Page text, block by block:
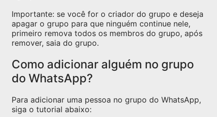
Importante: se você for o criador do grupo e deseja
apagar o grupo para que ninguém continue nele,
primeiro remova todos os membros do grupo, após
remover, saia do grupo.
Como adicionar alguém no grupo
do WhatsApp?
Para adicionar uma pessoa no grupo do WhatsApp,
siga o tutorial abaixo: